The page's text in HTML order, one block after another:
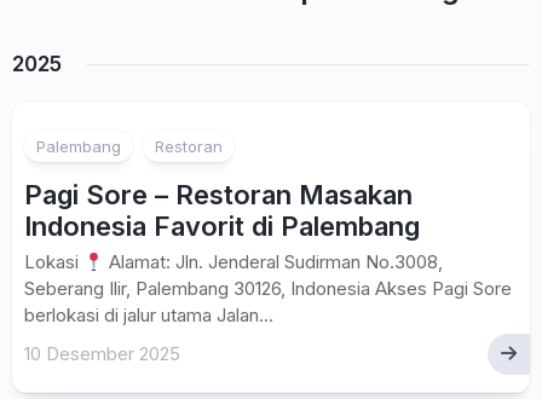
2025
Palembang Restoran
Pagi Sore – Restoran Masakan
Indonesia Favorit di Palembang
Lokasi
Alamat: Jln. Jenderal Sudirman No.3008,
Seberang Ilir, Palembang 30126, Indonesia Akses Pagi Sore
berlokasi di jalur utama Jalan...
10 Desember 2025